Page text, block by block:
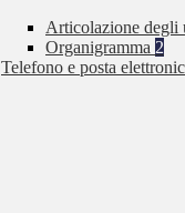
Articolazione degli
Organigramma 2
Telefono e posta